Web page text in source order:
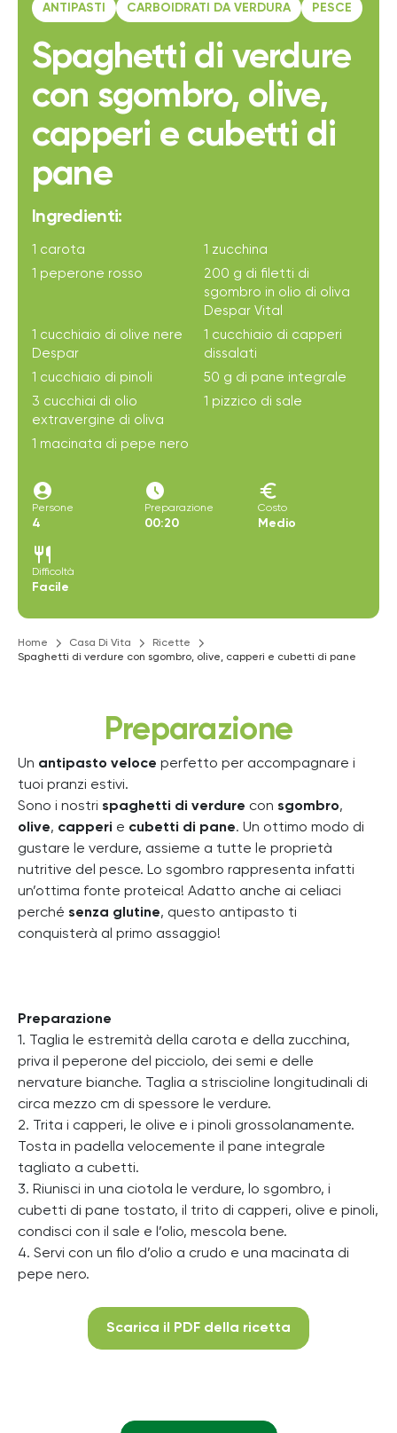
ANTIPASTI CARBOIDRATI DA VERDURA PESCE
Spaghetti di verdure
con sgombro, olive,
capperi e cubetti di
pane
Ingredienti:
1 carota
1 zucchina
1 peperone rosso
200 g di filetti di
sgombro in olio di oliva
Despar Vital
1 cucchiaio di olive nere
Despar
1 cucchiaio di capperi
dissalati
1 cucchiaio di pinoli
50 g di pane integrale
3 cucchiai di olio
extravergine di oliva
1 pizzico di sale
1 macinata di pepe nero
account_circle
Persone
4
access_time_filled
Preparazione
00:20
euro
Costo
Medio
restaurant
Difficoltà
Facile
Home Casa Di Vita
Ricette
Spaghetti di verdure con sgombro, olive, capperi e cubetti di pane
Preparazione
Un antipasto veloce perfetto per accompagnare i
tuoi pranzi estivi.
Sono i nostri spaghetti di verdure con sgombro,
olive, capperi e cubetti di pane. Un ottimo modo di
gustare le verdure, assieme a tutte le proprietà
nutritive del pesce. Lo sgombro rappresenta infatti
un’ottima fonte proteica! Adatto anche ai celiaci
perché senza glutine, questo antipasto ti
conquisterà al primo assaggio!
Preparazione
1. Taglia le estremità della carota e della zucchina,
priva il peperone del picciolo, dei semi e delle
nervature bianche. Taglia a striscioline longitudinali di
circa mezzo cm di spessore le verdure.
2. Trita i capperi, le olive e i pinoli grossolanamente.
Tosta in padella velocemente il pane integrale
tagliato a cubetti.
3. Riunisci in una ciotola le verdure, lo sgombro, i
cubetti di pane tostato, il trito di capperi, olive e pinoli,
condisci con il sale e l’olio, mescola bene.
4. Servi con un filo d’olio a crudo e una macinata di
pepe nero.
Scarica il PDF della ricetta